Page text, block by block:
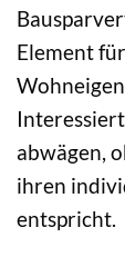
Element
abwägen,
ihren
entspricht.